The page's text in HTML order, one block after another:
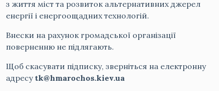
з життя міст та розвиток альтернативних джерел
енергії і енергоощадних технологій.
Внески на рахунок громадської організації
поверненню не підлягають.
Щоб скасувати підписку, зверніться на електронну
адресу tk@hmarochos.kiev.ua